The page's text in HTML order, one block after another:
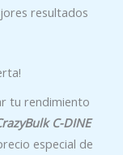
resultados
tu rendimiento
C-DINE
especial de